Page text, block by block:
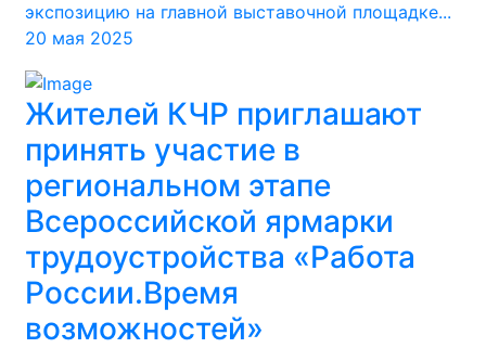
экспозицию на главной выставочной площадке...
20 мая 2025
Жителей КЧР приглашают
принять участие в
региональном этапе
Всероссийской ярмарки
трудоустройства «Работа
России.Время
возможностей»